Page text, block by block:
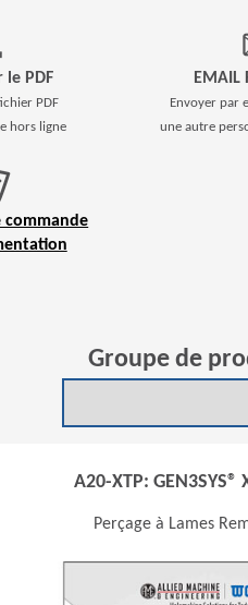
le PDF
PDF
hors ligne
EMAIL
Envoyer par
une autre
commande
(Opens in a new window)
Groupe de
A20-XTP: GEN3SYS®
Perçage à Lames